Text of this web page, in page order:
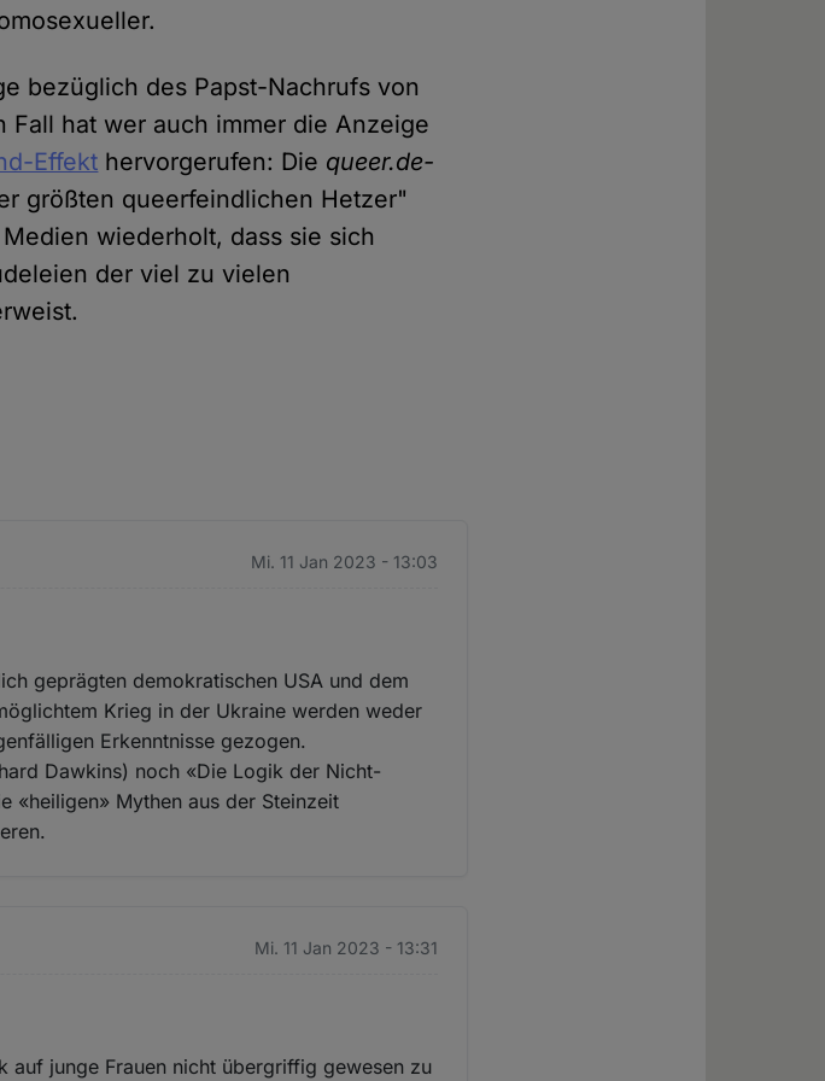
bezüglich des Papst-Nachrufs von
hat wer auch immer die Anzeige
Effekt hervorgerufen: Die queer.de-
größten queerfeindlichen Hetzer"
wiederholt, dass sie sich
der viel zu vielen
Mi. 11 Jan 2023 - 13:03
geprägten demokratischen USA und dem
Krieg in der Ukraine werden weder
Erkenntnisse gezogen.
Dawkins) noch «Die Logik der Nicht-
«heiligen» Mythen aus der Steinzeit
Mi. 11 Jan 2023 - 13:31
auf junge Frauen nicht übergriffig gewesen zu